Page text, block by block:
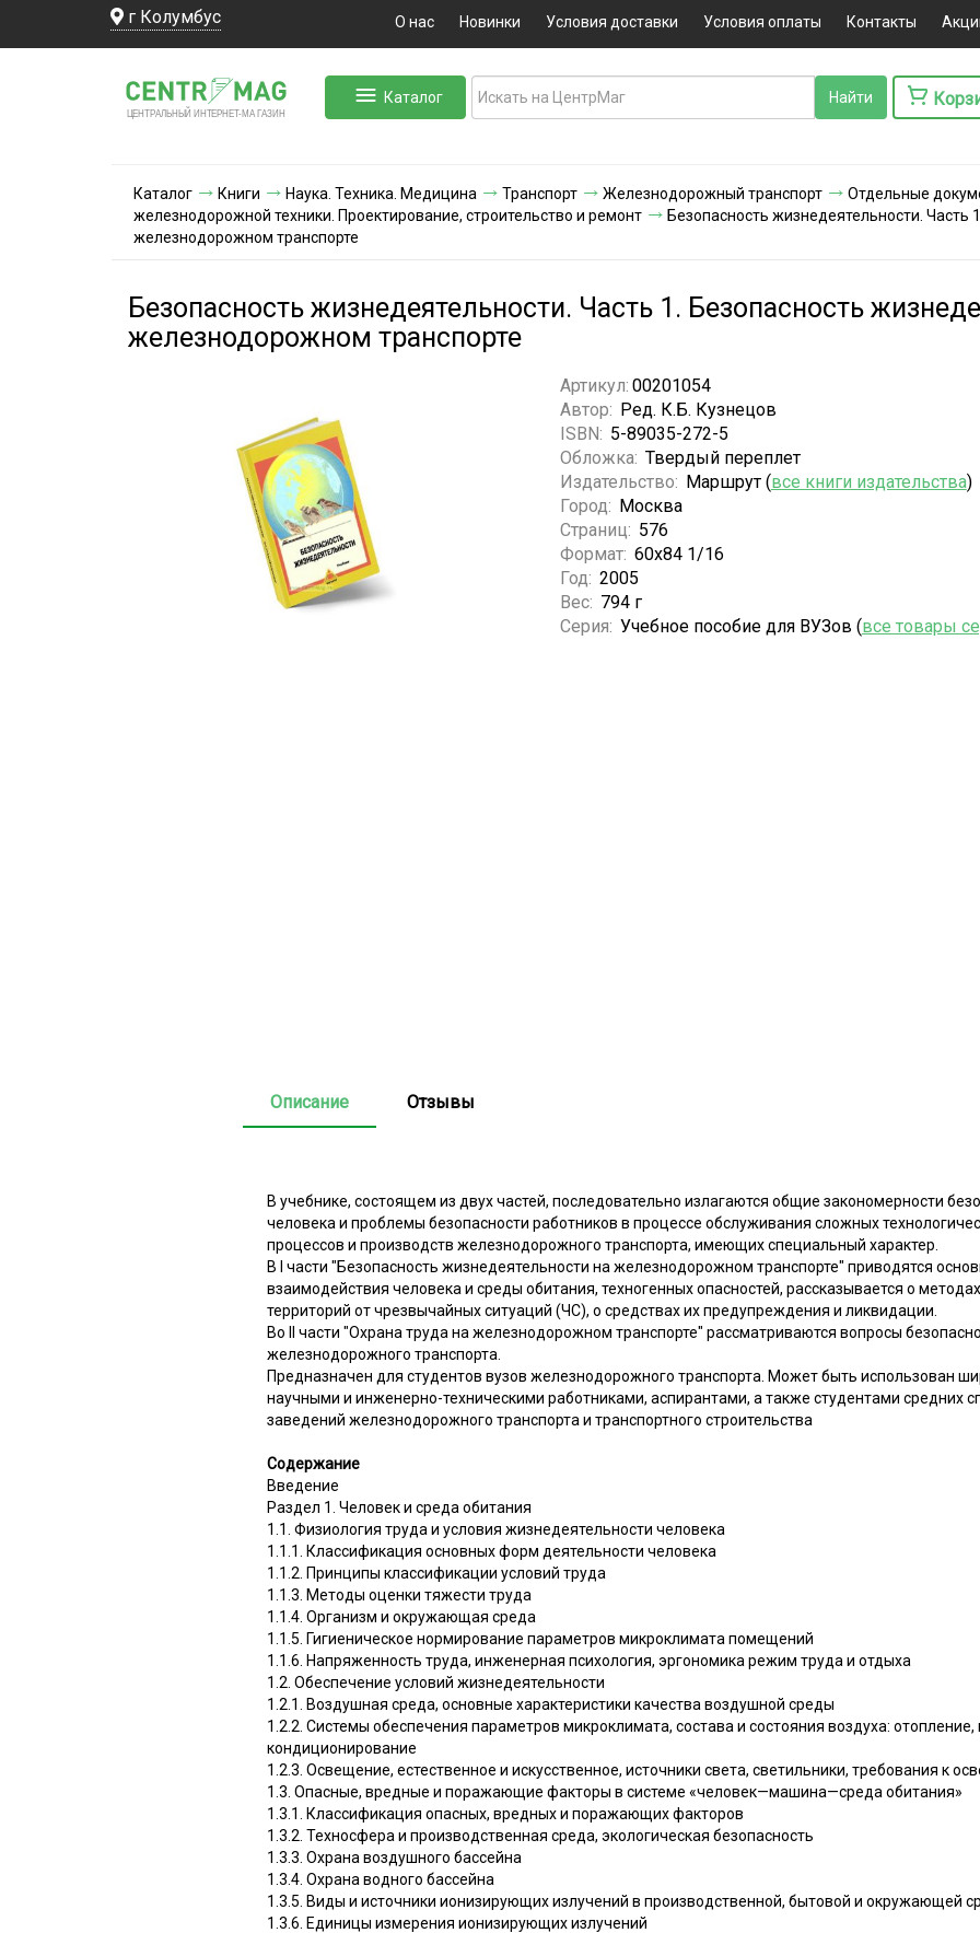
г Колумбус О нас Новинки Условия доставки Условия оплаты Контакты
ЦЕНТРАЛЬНЫЙ ИНТЕРНЕТ-МА ГАЗИН
Каталог
Каталог Книги Наука. Техника. Медицина Транспорт Железнодорожный транспорт Отдельные
железнодорожной техники. Проектирование, строительство и ремонт
Безопасность жизнедеятельности. Часть
железнодорожном транспорте
Безопасность жизнедеятельности. Часть 1. Безопасность
железнодорожном транспорте
Артикул: 00201054
Автор: Ред. К.Б. Кузнецов
ISBN: 5-89035-272-5
Обложка: Твердый переплет
Издательство: Маршрут (все книги издательства)
Город: Москва
Страниц: 576
Формат: 60х84 1/16
Год: 2005
Вес: 794 г
Серия: Учебное пособие для ВУЗов (все товары
Описание Отзывы
В учебнике, состоящем из двух частей, последовательно излагаются общие закономерности
человека и проблемы безопасности работников в процессе обслуживания сложных
процессов и производств железнодорожного транспорта, имеющих специальный характер.
В I части "Безопасность жизнедеятельности на железнодорожном транспорте" приводятся
взаимодействия человека и среды обитания, техногенных опасностей, рассказывается о
территорий от чрезвычайных ситуаций (ЧС), о средствах их предупреждения и ликвидации.
Во II части "Охрана труда на железнодорожном транспорте" рассматриваются вопросы
железнодорожного транспорта.
Предназначен для студентов вузов железнодорожного транспорта. Может быть использован
научными и инженерно-техническими работниками, аспирантами, а также студентами средних
заведений железнодорожного транспорта и транспортного строительства
Содержание
Введение
Раздел 1. Человек и среда обитания
1.1. Физиология труда и условия жизнедеятельности человека
1.1.1. Классификация основных форм деятельности человека
1.1.2. Принципы классификации условий труда
1.1.3. Методы оценки тяжести труда
1.1.4. Организм и окружающая среда
1.1.5. Гигиеническое нормирование параметров микроклимата помещений
1.1.6. Напряженность труда, инженерная психология, эргономика режим труда и отдыха
1.2. Обеспечение условий жизнедеятельности
1.2.1. Воздушная среда, основные характеристики качества воздушной среды
1.2.2. Системы обеспечения параметров микроклимата, состава и состояния воздуха: отопление,
кондиционирование
1.2.3. Освещение, естественное и искусственное, источники света, светильники, требования к
1.3. Опасные, вредные и поражающие факторы в системе «человек—машина—среда обитания»
1.3.1. Классификация опасных, вредных и поражающих факторов
1.3.2. Техносфера и производственная среда, экологическая безопасность
1.3.3. Охрана воздушного бассейна
1.3.4. Охрана водного бассейна
1.3.5. Виды и источники ионизирующих излучений в производственной, бытовой и окружающей
1.3.6. Единицы измерения ионизирующих излучений